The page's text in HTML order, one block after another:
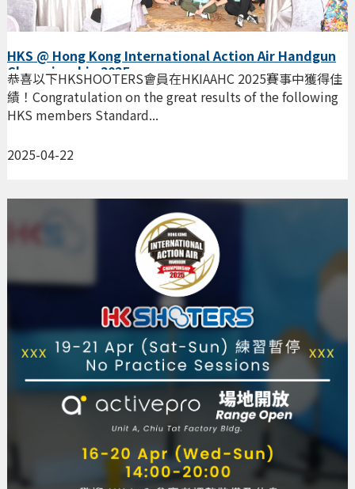
HKS @ Hong Kong International Action Air Handgun
Championship 2025
2025-04-22
恭喜以下HKSHOOTERS會員在HKIAAHC 2025賽事中獲得佳
績！Congratulation on the great results of the following
HKS members Standard...